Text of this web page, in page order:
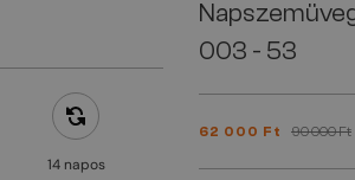
14 napos
003 - 53
62 000 Ft 90 000 Ft